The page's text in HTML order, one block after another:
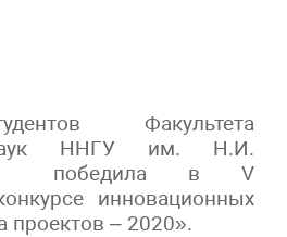
Факультета
ННГУ им. Н.И.
победила в V
инновационных
проектов – 2020».